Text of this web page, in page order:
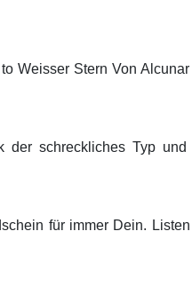
Weisser Stern Von
der schreckliches Typ und
für immer Dein.